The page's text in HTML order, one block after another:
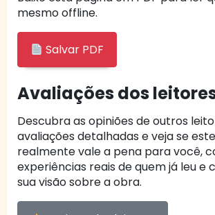
mesmo offline.
Salvar PDF
Avaliações dos
Descubra as opiniões de outros
avaliações detalhadas e veja se
realmente vale a pena para você,
experiências reais de quem já leu e
sua visão sobre a obra.